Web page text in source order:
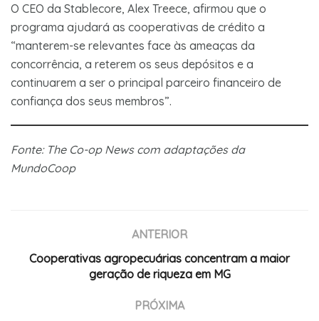
O CEO da Stablecore, Alex Treece, afirmou que o
programa ajudará as cooperativas de crédito a
“manterem-se relevantes face às ameaças da
concorrência, a reterem os seus depósitos e a
continuarem a ser o principal parceiro financeiro de
confiança dos seus membros”.
Fonte: The Co-op News com adaptações da
MundoCoop
ANTERIOR
Cooperativas agropecuárias concentram a maior
geração de riqueza em MG
PRÓXIMA